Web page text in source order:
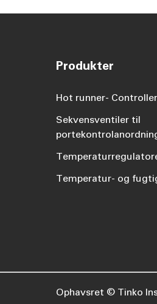
Produkter
Hot runner-
Sekvensventiler til
Temperatur- og
Ophavsret © Tinko